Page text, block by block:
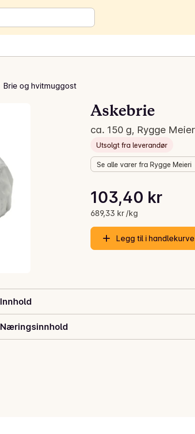
Brie og hvitmuggost
Askebrie
ca. 150 g, Rygge
Utsolgt fra leverandør
Se alle varer fra Rygge Meieri
Gjeldende pris er: 103,40 kr
103,40 kr
689,33 kr /kg
Stykkpris: 689,33 kr /kg
Legg til i
Innhold
Næringsinnhold